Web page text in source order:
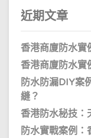
近期文章
香港商廈防水實
香港商廈防水實
防水防漏DIY案
縫？
香港防水秘技：
防水實戰案例：